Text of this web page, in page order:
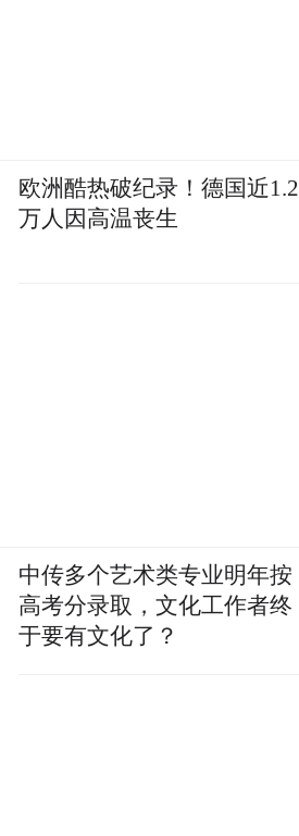
欧洲酷热破纪录！德国近1.2
万人因高温丧生
中传多个艺术类专业明年按
高考分录取，文化工作者终
于要有文化了？